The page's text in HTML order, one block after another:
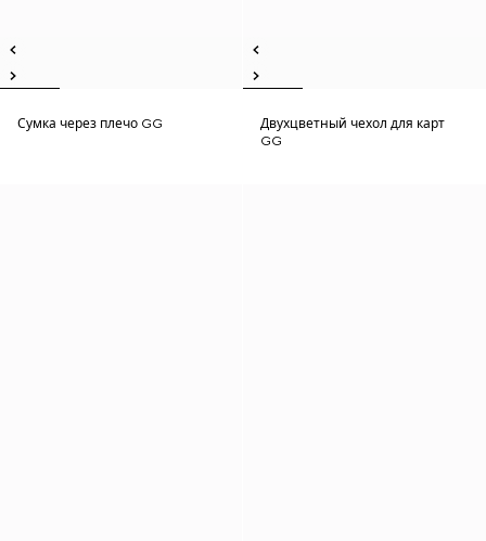
Сумка через плечо GG
Двухцветный чехол для карт
GG